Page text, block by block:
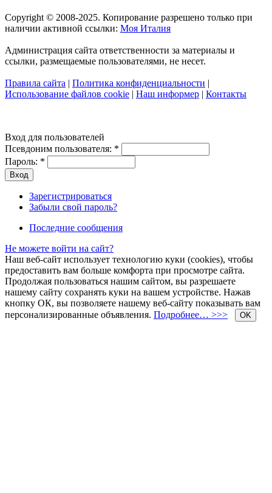
Copyright © 2008-2025. Копирование разрешено только при
наличии активной ссылки: Моя Италия
Администрация сайта ответственности за материалы и
ссылки, размещаемые пользователями, не несет.
Правила сайта | Политика конфиденциальности |
Использование файлов cookie | Наш информер | Контакты
Вход для пользователей
Псевдоним пользователя: *
Пароль: *
Зарегистрироваться
Забыли свой пароль?
Последние сообщения
Не можете войти на сайт?
Наш веб-сайт использует технологию куки (cookies), чтобы
предоставить вам больше комфорта при просмотре сайта.
Продолжая пользоваться нашим сайтом, вы разрешаете
нашему сайту сохранять куки на вашем устройстве. Нажав
кнопку ОК, вы позволяете нашему веб-сайту показывать вам
персонализированные объявления. Подробнее… >>> OK